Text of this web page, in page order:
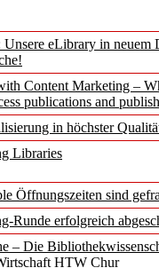
Unsere eLibrary in neuem
Content Marketing –
publications and
in höchster
Libraries
Öffnungszeiten sind
Runde erfolgreich
– Die
HTW Chur
(Juni/Juli